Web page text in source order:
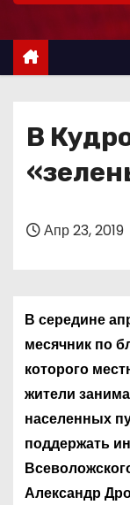
ж
В
Апр 23, 2019
В середине
месячник по
которого
жители
населенных
поддержать
Александр